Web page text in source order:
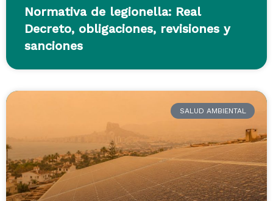
Normativa de legionella: Real
Decreto, obligaciones, revisiones y
sanciones
SALUD AMBIENTAL